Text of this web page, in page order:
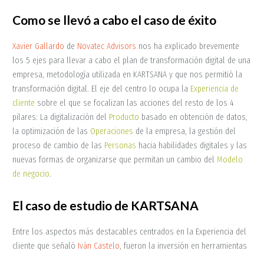
Como se llevó a cabo el caso de éxito
Xavier Gallardo de Novatec Advisors nos ha explicado brevemente
los 5 ejes para llevar a cabo el plan de transformación digital de una
empresa, metodología utilizada en KARTSANA y que nos permitió la
transformación digital. El eje del centro lo ocupa la Experiencia de
cliente sobre el que se focalizan las acciones del resto de los 4
pilares: La digitalización del Producto basado en obtención de datos,
la optimización de las Operaciones de la empresa, la gestión del
proceso de cambio de las Personas hacia habilidades digitales y las
nuevas formas de organizarse que permitan un cambio del Modelo
de negocio.
El caso de estudio de KARTSANA
Entre los aspectos más destacables centrados en la Experiencia del
cliente que señaló Iván Castelo, fueron la inversión en herramientas